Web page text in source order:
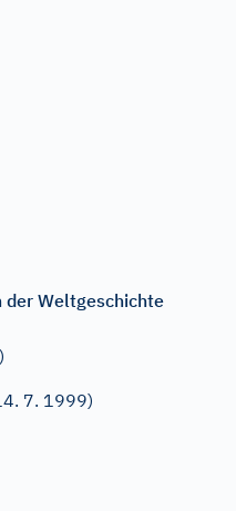
der Weltgeschichte
7. 1999)